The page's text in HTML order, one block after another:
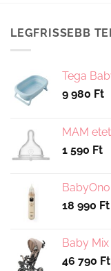
LEGFRISSEBB
Tega
9 980 Ft
MAM
1 590 Ft
18 990 Ft
Baby Mix
46 790 Ft